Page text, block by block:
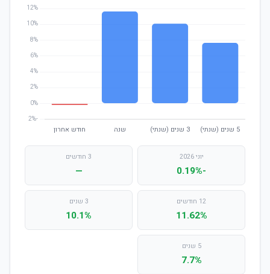
יוני 2026
-0.19%
3 חודשים
—
12 חודשים
11.62%
3 שנים
10.1%
5 שנים
7.7%